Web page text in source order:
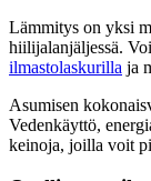
Lämmitys on yksi
hiilijalanjäljessä.
ilmastolaskurilla ja
Asumisen
Vedenkäyttö,
keinoja, joilla voit